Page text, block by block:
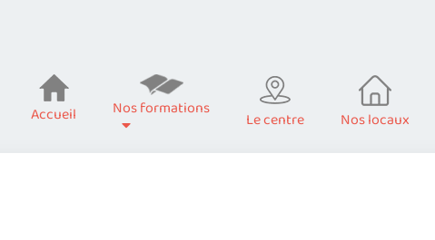
Accueil Nos formations
Le centre Nos locaux